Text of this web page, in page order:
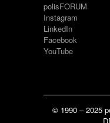
polisFORUM
Instagram
LinkedIn
Facebook
YouTube
© 1990 – 2025